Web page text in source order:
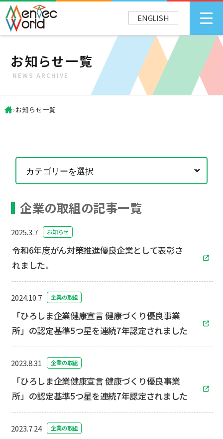
ENGLISH
お知らせ一覧
NEWS ARCHIVE
お知らせ一覧
企業の取組の記事一覧
2025.3.7 お知らせ
令和6年度がん対策推進優良企業として表彰さ
れました。
2024.10.7 企業の取組
「ひろしま企業健康宣言 健康づくり優良事業
所」の認定基準5つ星を連続7年認定されました
2023.8.31 企業の取組
「ひろしま企業健康宣言 健康づくり優良事業
所」の認定基準5つ星を連続7年認定されました
2023.7.24 企業の取組